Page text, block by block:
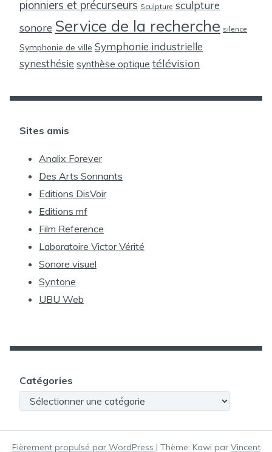
pionniers et précurseurs Sculpture sculpture
sonore Service de la recherche silence
Symphonie de ville Symphonie industrielle
synesthésie synthèse optique télévision
Sites amis
Analix Forever
Des Arts Sonnants
Editions DisVoir
Editions mf
Film Reference
Laboratoire Victor Vérité
Sonore visuel
Syntone
UBU Web
Catégories
Catégories
Fièrement propulsé par WordPress | Thème: Kawi par Vincent